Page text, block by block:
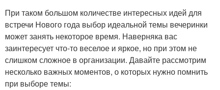
При таком большом количестве интересных идей для
встречи Нового года выбор идеальной темы вечеринки
может занять некоторое время. Наверняка вас
заинтересует что-то веселое и яркое, но при этом не
слишком сложное в организации. Давайте рассмотрим
несколько важных моментов, о которых нужно помнить
при выборе темы: